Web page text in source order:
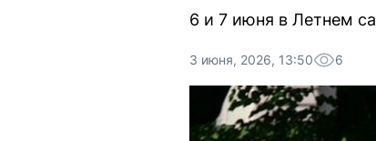
6 и 7 июня в Летнем
3 июня, 2026, 13:50 6